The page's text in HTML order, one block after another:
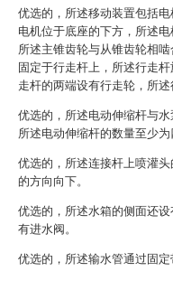
优选的，所述移动装置包括
电机位于底座的下方，所述
所述主锥齿轮与从锥齿轮相
固定于行走杆上，所述行走
走杆的两端设有行走轮，所述
优选的，所述电动伸缩杆与
所述电动伸缩杆的数量至少为
优选的，所述连接杆上喷灌
的方向向下。
优选的，所述水箱的侧面还
有进水阀。
优选的，所述输水管通过固定